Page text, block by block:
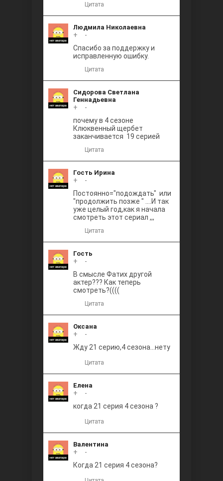
Между
Ветреный
Цитата
Людмила Николаевна
+
-
Спасибо за поддержку и
исправленную ошибку.
Цитата
Сидорова Светлана
Геннадьевна
+
-
почему в 4 сезоне
Клюквенный щербет
заканчивается 19 серией
Цитата
Гость Ирина
+
-
Постоянно="подождать" или
"продолжить позже " ....И так
уже целый год,как я начала
смотреть этот сериал ,,,
Цитата
Гость
+
-
В смысле Фатих другой
актер??? Как теперь
смотреть?((((
Цитата
Оксана
+
-
Жду 21 серию,4 сезона...нету
Цитата
Елена
+
-
когда 21 серия 4 сезона ?
Цитата
Валентина
+
-
Когда 21 серия 4 сезона?